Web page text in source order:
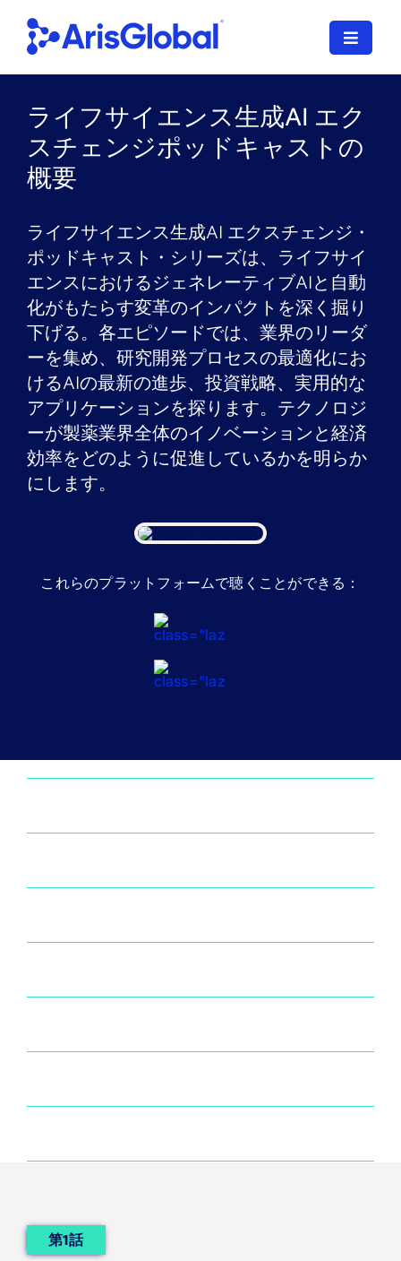
ナ
ー
シ
ョ
り
替
え
る
LifeSphere
NavaX
XDI
SPORIFY
導入サービス
当社のお客様
ニュース
デモを申し込む
ライフサイエンス生成AI エク
スチェンジポッドキャストの
概要
ライフサイエンス生成AI エクスチェンジ・
ポッドキャスト・シリーズは、ライフサイ
エンスにおけるジェネレーティブAIと自動
化がもたらす変革のインパクトを深く掘り
下げる。各エピソードでは、業界のリーダ
ーを集め、研究開発プロセスの最適化にお
けるAIの最新の進歩、投資戦略、実用的な
アプリケーションを探ります。テクノロジ
ーが製薬業界全体のイノベーションと経済
効率をどのように促進しているかを明らか
にします。
これらのプラットフォームで聴くことができる：
第1話